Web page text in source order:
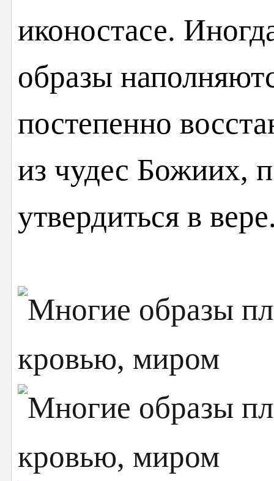
иконостасе.
образы
постепенно
из чудес Божиих,
утвердиться в